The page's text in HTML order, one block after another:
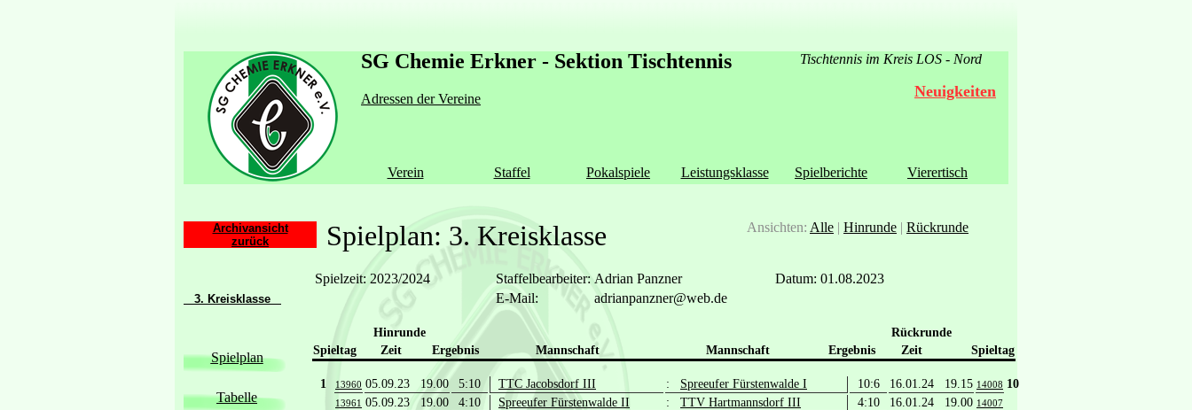
Tischtennis im Kreis LOS - Nord
SG Chemie Erkner - Sektion Tischtennis
Adressen der Vereine
Verein Staffel Pokalspiele Leistungsklasse Spielberichte Vierertisch
Neuigkeiten
Archivansicht
zurück
3. Kreisklasse
Spielplan
Tabelle
Spielplan: 3. Kreisklasse Ansichten: Alle | Hinrunde | Rückrunde
Spielzeit: 2023/2024 Staffelbearbeiter: Adrian Panzner
Datum: 01.08.2023
E-Mail:
adrianpanzner@web.de
Hinrunde
Rückrunde
Spieltag
Zeit Ergebnis Mannschaft Mannschaft Ergebnis Zeit Spieltag
1 13960 05.09.23 19.00 5:10 TTC Jacobsdorf III : Spreeufer Fürstenwalde I 10:6 16.01.24 19.15 14008 10
13961 05.09.23 19.00 4:10 Spreeufer Fürstenwalde II : TTV Hartmannsdorf III 4:10 16.01.24 19.00 14007